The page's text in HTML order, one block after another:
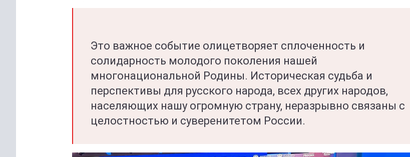
Это важное событие олицетворяет сплоченность и
солидарность молодого поколения нашей
многонациональной Родины. Историческая судьба и
перспективы для русского народа, всех других народов,
населяющих нашу огромную страну, неразрывно связаны с
целостностью и суверенитетом России.